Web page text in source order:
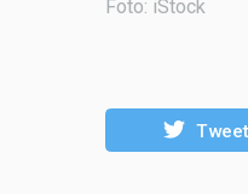
Foto: iStock
Tweet